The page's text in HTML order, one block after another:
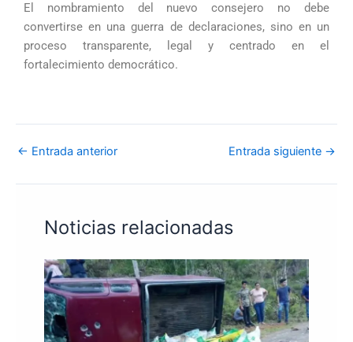
El nombramiento del nuevo consejero no debe
convertirse en una guerra de declaraciones, sino en un
proceso transparente, legal y centrado en el
fortalecimiento democrático.
← Entrada anterior Entrada siguiente →
Noticias relacionadas